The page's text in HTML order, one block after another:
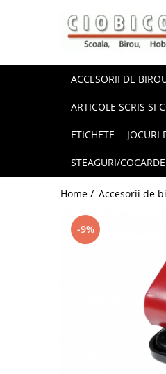
Accesorii de birou
Suporti birou
Articole din hartie
Role casa marcat si fax
ACCESORII DE
ARTICOLE SCRIS SI
ETICHETE JOCURI
STEAGURI/COCARDE
Home / Accesorii de
-9%